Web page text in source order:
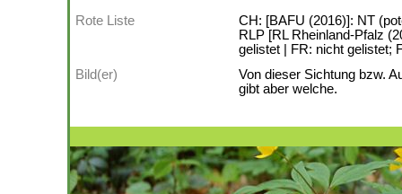
Rote Liste
CH: [BAFU (2016)]: NT
RLP [RL Rheinland-Pfalz
gelistet | FR: nicht gelistet;
Bild(er)
Von dieser Sichtung bzw.
gibt aber welche.